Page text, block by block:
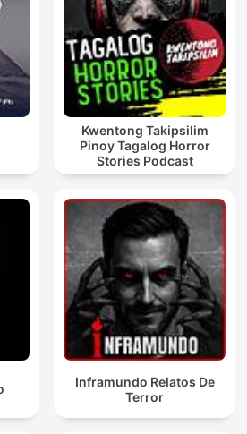
Kwentong Takipsilim
Pinoy Tagalog Horror
Stories Podcast
Inframundo Relatos De
Terror